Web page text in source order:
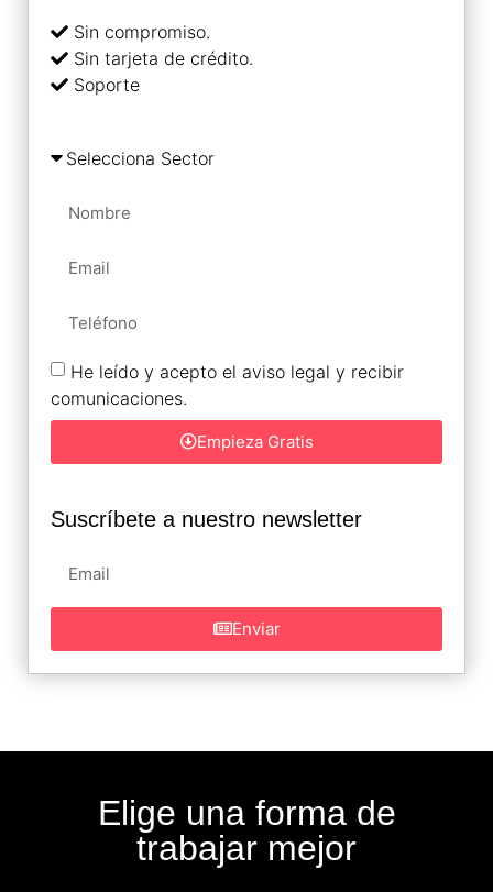
Sin compromiso.
Sin tarjeta de crédito.
Soporte
He leído y acepto el aviso legal y recibir
comunicaciones.
Empieza Gratis
Suscríbete a nuestro newsletter
Enviar
Elige una forma de
trabajar mejor